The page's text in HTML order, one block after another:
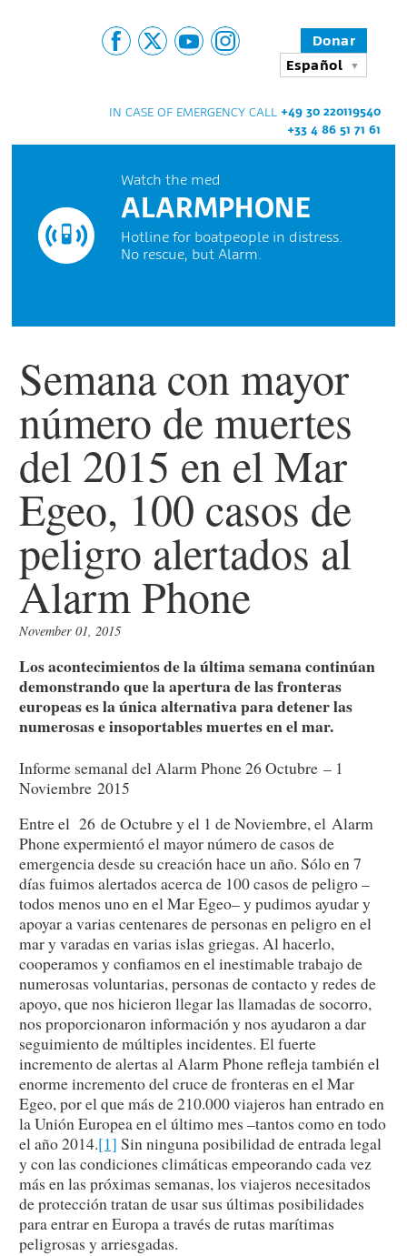
Donar
Español
IN CASE OF EMERGENCY CALL +49 30 220119540
+33 4 86 51 71 61
Watch the med
ALARMPHONE
Hotline for boatpeople in distress.
No rescue, but Alarm.
Semana con mayor
número de muertes
del 2015 en el Mar
Egeo, 100 casos de
peligro alertados al
Alarm Phone
November 01, 2015
Los acontecimientos de la última semana continúan
demonstrando que la apertura de las fronteras
europeas es la única alternativa para detener las
numerosas e insoportables muertes en el mar.
Informe semanal del Alarm Phone 26 Octubre – 1
Noviembre 2015
Entre el 26 de Octubre y el 1 de Noviembre, el Alarm
Phone expermientó el mayor número de casos de
emergencia desde su creación hace un año. Sólo en 7
días fuimos alertados acerca de 100 casos de peligro –
todos menos uno en el Mar Egeo– y pudimos ayudar y
apoyar a varias centenares de personas en peligro en el
mar y varadas en varias islas griegas. Al hacerlo,
cooperamos y confiamos en el inestimable trabajo de
numerosas voluntarias, personas de contacto y redes de
apoyo, que nos hicieron llegar las llamadas de socorro,
nos proporcionaron información y nos ayudaron a dar
seguimiento de múltiples incidentes. El fuerte
incremento de alertas al Alarm Phone refleja también el
enorme incremento del cruce de fronteras en el Mar
Egeo, por el que más de 210.000 viajeros han entrado en
la Unión Europea en el último mes –tantos como en todo
el año 2014.[1] Sin ninguna posibilidad de entrada legal
y con las condiciones climáticas empeorando cada vez
más en las próximas semanas, los viajeros necesitados
de protección tratan de usar sus últimas posibilidades
para entrar en Europa a través de rutas marítimas
peligrosas y arriesgadas.